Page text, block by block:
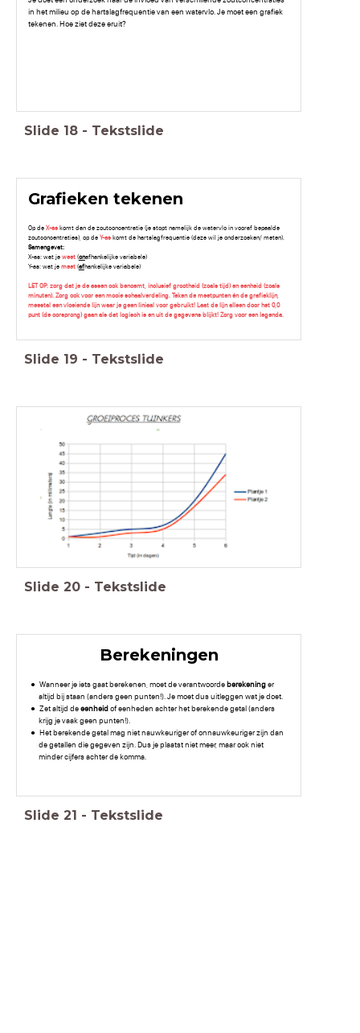
in het milieu op de hartslagfrequentie van een watervlo. Je moet een grafiek
tekenen. Hoe ziet deze eruit?
Slide 18 - Tekstslide
Grafieken tekenen
Op de X-askomt dan de zoutconcentratie (je stopt namelijk de watervlo in vooraf bepaalde
zoutconcentraties), op de Y-askomt de hartslagfrequentie (deze wil je onderzoeken/ meten).
Samengevat:
X-as: wat je weet(onafhankelijke variabele)
Y-as: wat je meet(afhankelijke variabele)
LET OP: zorg dat je de assen ook benoemt, inclusief grootheid (zoals tijd) en eenheid (zoals
minuten). Zorg ook voor een mooie schaalverdeling. Teken de meetpunten én de grafieklijn,
meestal een vloeiende lijn waar je geen liniaal voor gebruikt! Laat de lijn alleen door het 0,0
punt (de oorsprong) gaan als dat logisch is en uit de gegevens blijkt! Zorg voor een legenda.
Slide 19 - Tekstslide
Slide 20 - Tekstslide
Berekeningen
Wanneer je iets gaat berekenen, moet de verantwoordeberekeninger
altijd bij staan (anders geen punten!). Je moet dus uitleggen wat je doet.
Zet altijd deeenheidof eenheden achter het berekende getal (anders
krijg je vaak geen punten!).
Het berekende getal mag niet nauwkeuriger of onnauwkeuriger zijn dan
de getallen die gegeven zijn. Dus je plaatst niet meer, maar ook niet
minder cijfers achter de komma.
Slide 21 - Tekstslide